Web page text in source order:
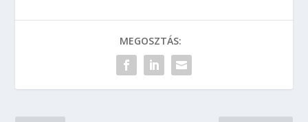
MEGOSZTÁS: